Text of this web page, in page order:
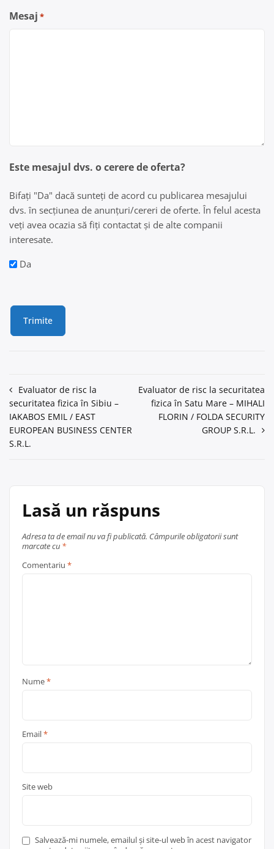
Mesaj *
Este mesajul dvs. o cerere de oferta?
Bifați "Da" dacă sunteți de acord cu publicarea mesajului
dvs. în secțiunea de anunțuri/cereri de oferte. În felul acesta
veți avea ocazia să fiți contactat și de alte companii
interesate.
Da
Navigare
în
articole
Evaluator de risc la
securitatea fizica în Sibiu –
IAKABOS EMIL / EAST
EUROPEAN BUSINESS CENTER
S.R.L.
Evaluator de risc la securitatea
fizica în Satu Mare – MIHALI
FLORIN / FOLDA SECURITY
GROUP S.R.L.
Lasă un răspuns
Adresa ta de email nu va fi publicată. Câmpurile obligatorii sunt
marcate cu *
Comentariu *
Nume*
Email*
Site web
Salvează-mi numele, emailul și site-ul web în acest navigator